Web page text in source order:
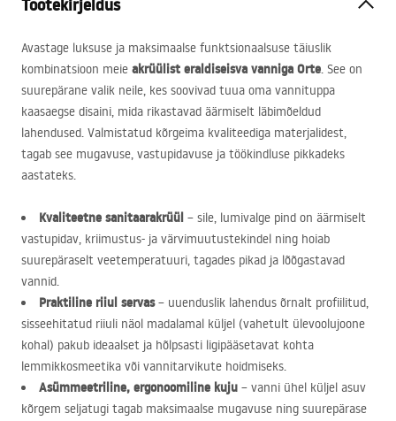
Tootekirjeldus
Avastage luksuse ja maksimaalse funktsionaalsuse täiuslik
kombinatsioon meie akrüülist eraldiseisva vanniga Orte. See on
suurepärane valik neile, kes soovivad tuua oma vannituppa
kaasaegse disaini, mida rikastavad äärmiselt läbimõeldud
lahendused. Valmistatud kõrgeima kvaliteediga materjalidest,
tagab see mugavuse, vastupidavuse ja töökindluse pikkadeks
aastateks.
Kvaliteetne sanitaarakrüül – sile, lumivalge pind on äärmiselt
vastupidav, kriimustus- ja värvimuutustekindel ning hoiab
suurepäraselt veetemperatuuri, tagades pikad ja lõõgastavad
vannid.
Praktiline riiul servas– uuenduslik lahendus õrnalt profiilitud,
sisseehitatud riiuli näol madalamal küljel (vahetult ülevoolujoone
kohal) pakub ideaalset ja hõlpsasti ligipääsetavat kohta
lemmikkosmeetika või vannitarvikute hoidmiseks.
Asümmeetriline, ergonoomiline kuju – vanni ühel küljel asuv
kõrgem seljatugi tagab maksimaalse mugavuse ning suurepärase